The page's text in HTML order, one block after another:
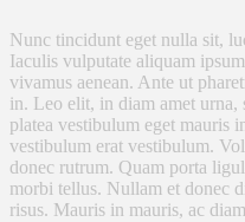
Nunc tincidunt eget nulla sit,
Iaculis vulputate aliquam
vivamus aenean. Ante ut
in. Leo elit, in diam amet urna,
platea vestibulum eget mauris
vestibulum erat vestibulum.
donec rutrum. Quam porta
morbi tellus. Nullam et donec
risus. Mauris in mauris, ac